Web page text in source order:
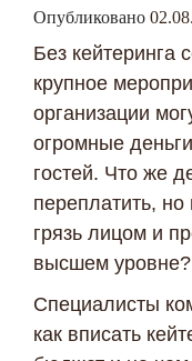
Опубликовано
Без кейтеринга
крупное
организации
огромные
гостей. Что же
переплатить,
грязь лицом и
высшем уровне?
Специалисты
как вписать